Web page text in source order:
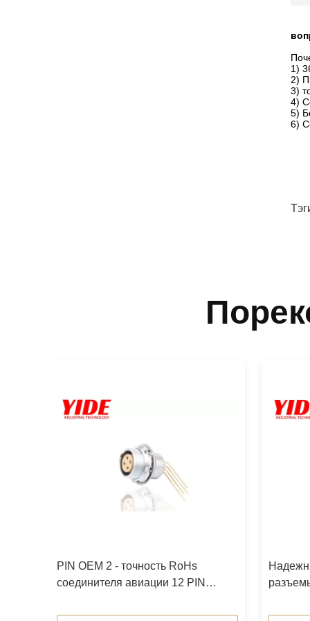
1)
2)
3)
4)
5)
6)
PIN OEM 2 - точность RoHs
соединителя авиации 12 PIN